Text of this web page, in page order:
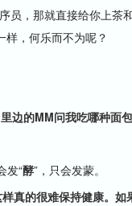
，那就直接给你上茶和
样，何乐而不为呢？
的MM问我吃哪种面包
发“酵”，只会发蒙。
的很难保持健康。如